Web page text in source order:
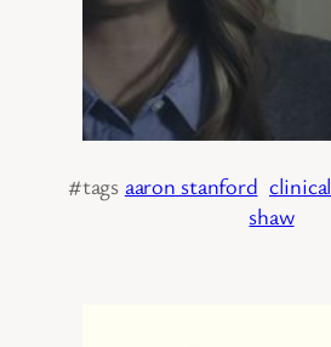
#tags aaron stanford clinical
shaw